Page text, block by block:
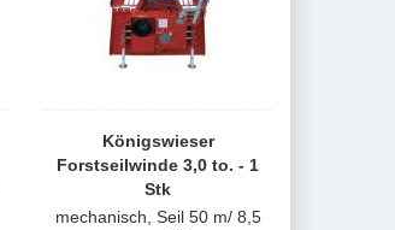
Königswieser
Forstseilwinde 3,0 to. - 1
Stk
mechanisch, Seil 50 m/ 8,5